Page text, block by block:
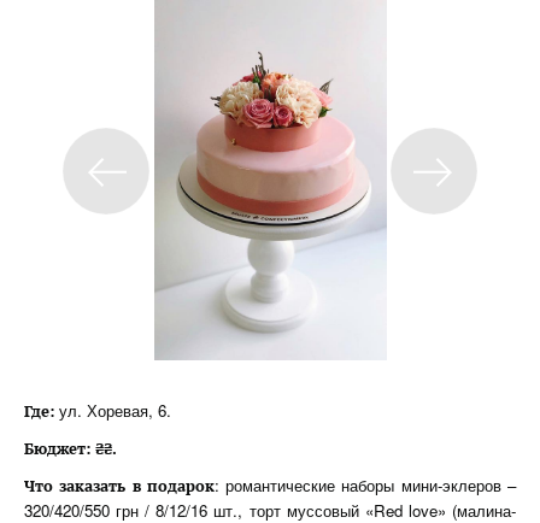
Где: ул. Хоревая, 6.
Бюджет: ₴₴.
Что заказать в подарок: романтические наборы мини-эклеров –
320/420/550 грн / 8/12/16 шт., торт муссовый «Red love» (малина-